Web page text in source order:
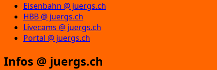
Eisenbahn @ juergs.ch
HBB @ juergs.ch
Livecams @ juergs.ch
Portal @ juergs.ch
Infos @ juergs.ch